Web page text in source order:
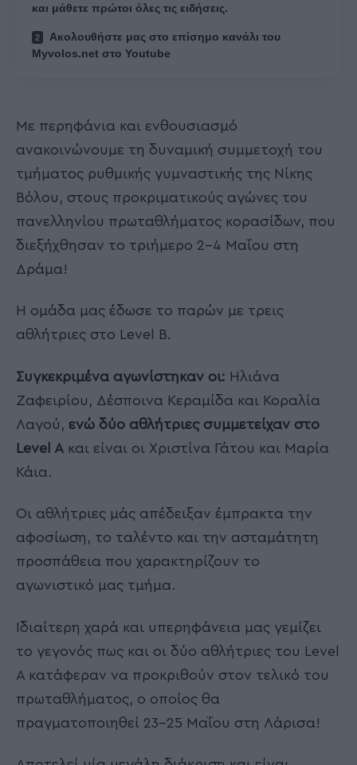
και μάθετε πρώτοι όλες τις ειδήσεις.
Ακολουθήστε μας στο επίσημο κανάλι του
Myvolos.net στο Youtube
Με περηφάνια και ενθουσιασμό
ανακοινώνουμε τη δυναμική συμμετοχή του
τμήματος ρυθμικής γυμναστικής της Νίκης
Βόλου, στους προκριματικούς αγώνες του
πανελληνίου πρωταθλήματος κορασίδων, που
διεξήχθησαν το τριήμερο 2-4 Μαΐου στη
Δράμα!
Η ομάδα μας έδωσε το παρών με τρεις
αθλήτριες στο Level B.
Συγκεκριμένα αγωνίστηκαν οι: Ηλιάνα
Ζαφειρίου, Δέσποινα Κεραμίδα και Κοραλία
Λαγού, ενώ δύο αθλήτριες συμμετείχαν στο
Level A και είναι οι Χριστίνα Γάτου και Μαρία
Κάια.
Οι αθλήτριες μάς απέδειξαν έμπρακτα την
αφοσίωση, το ταλέντο και την ασταμάτητη
προσπάθεια που χαρακτηρίζουν το
αγωνιστικό μας τμήμα.
Ιδιαίτερη χαρά και υπερηφάνεια μας γεμίζει
το γεγονός πως και οι δύο αθλήτριες του Level
A κατάφεραν να προκριθούν στον τελικό του
πρωταθλήματος, ο οποίος θα
πραγματοποιηθεί 23-25 Μαΐου στη Λάρισα!